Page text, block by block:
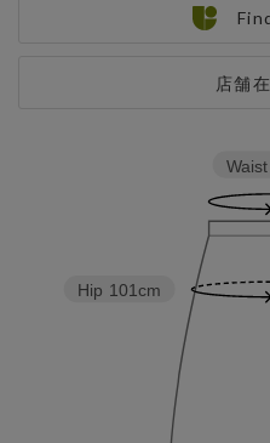
店舗
Hip 101cm
Waist